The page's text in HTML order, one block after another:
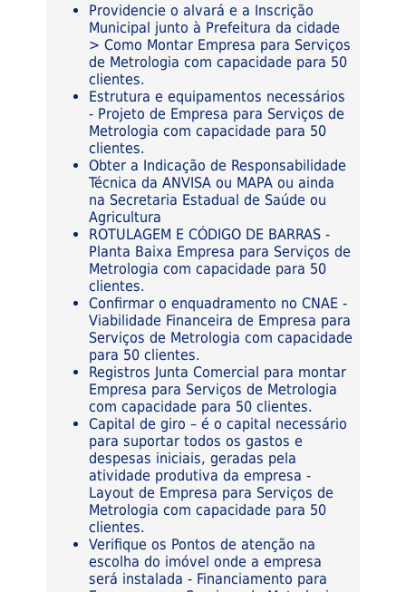
Providencie o alvará e a Inscrição
Municipal junto à Prefeitura da cidade
> Como Montar Empresa para Serviços
de Metrologia com capacidade para 50
clientes.
Estrutura e equipamentos necessários
- Projeto de Empresa para Serviços de
Metrologia com capacidade para 50
clientes.
Obter a Indicação de Responsabilidade
Técnica da ANVISA ou MAPA ou ainda
na Secretaria Estadual de Saúde ou
Agricultura
ROTULAGEM E CÓDIGO DE BARRAS -
Planta Baixa Empresa para Serviços de
Metrologia com capacidade para 50
clientes.
Confirmar o enquadramento no CNAE -
Viabilidade Financeira de Empresa para
Serviços de Metrologia com capacidade
para 50 clientes.
Registros Junta Comercial para montar
Empresa para Serviços de Metrologia
com capacidade para 50 clientes.
Capital de giro – é o capital necessário
para suportar todos os gastos e
despesas iniciais, geradas pela
atividade produtiva da empresa -
Layout de Empresa para Serviços de
Metrologia com capacidade para 50
clientes.
Verifique os Pontos de atenção na
escolha do imóvel onde a empresa
será instalada - Financiamento para